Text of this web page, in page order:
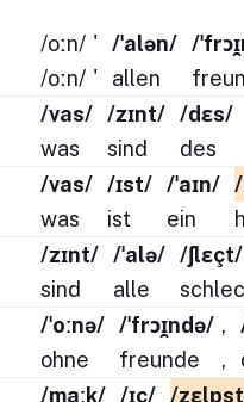
/oːn/
/oːn/
'
'
/ˈalən/
allen
/
/vas/
was
/zɪnt/
sind
/dɛs/
des
/vas/
was
/ɪst/
ist
/ˈaɪn/
ein
/zɪnt/
sind
/ˈalə/
alle
/ʃlɛçt/
/ˈoːnə/
ohne
/ˈfrɔɪ̯ndə/
freunde
,
,
/maːk/ /ɪç/ /